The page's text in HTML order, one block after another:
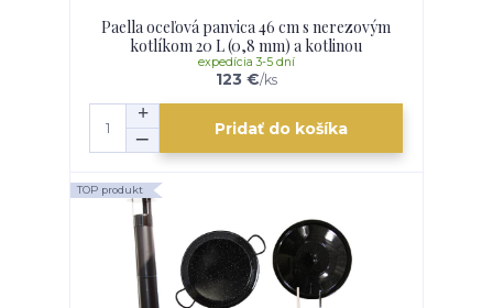
Paella oceľová panvica 46 cm s nerezovým
kotlíkom 20 L (0,8 mm) a kotlinou
123 €/ks
expedícia 3-5 dní
Pridať do košíka
TOP produkt